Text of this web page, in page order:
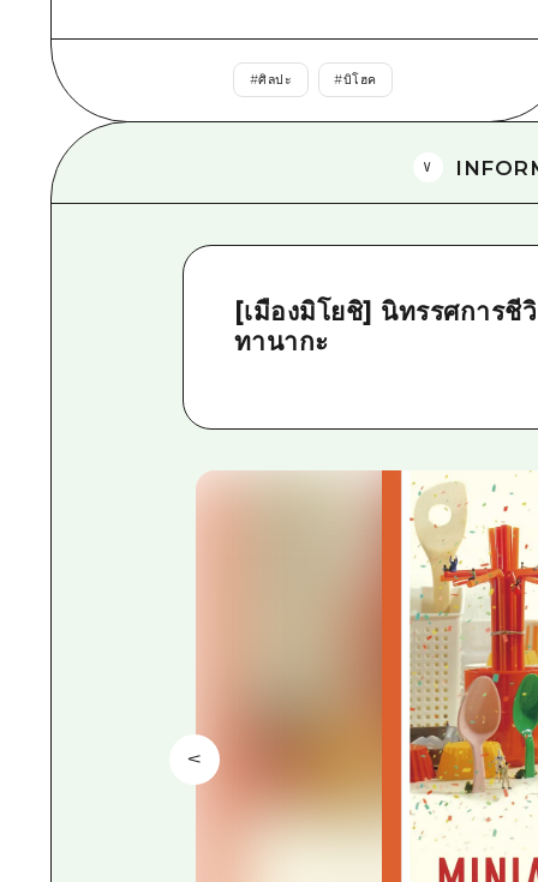
#ศิลปะ #บิโฮค
[เมืองมิโยชิ] นิทรรศการชี
ทานากะ